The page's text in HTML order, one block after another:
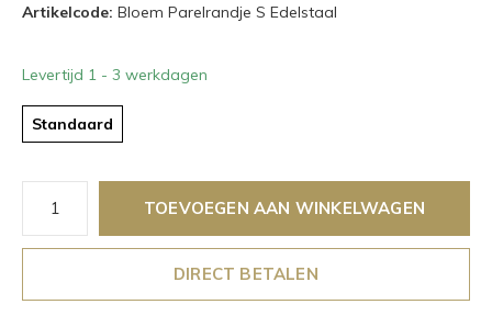
Artikelcode: Bloem Parelrandje S Edelstaal
Levertijd 1 - 3 werkdagen
Standaard
TOEVOEGEN AAN WINKELWAGEN
DIRECT BETALEN